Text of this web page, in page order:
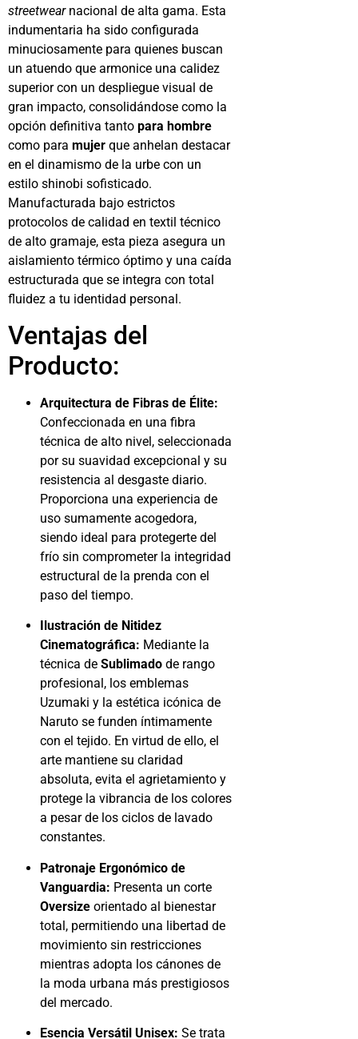
streetwearnacional de alta gama. Esta
indumentaria ha sido configurada
minuciosamente para quienes buscan
un atuendo que armonice una calidez
superior con un despliegue visual de
gran impacto, consolidándose como la
opción definitiva tanto para hombre
como para mujer que anhelan destacar
en el dinamismo de la urbe con un
estilo shinobi sofisticado.
Manufacturada bajo estrictos
protocolos de calidad en textil técnico
de alto gramaje, esta pieza asegura un
aislamiento térmico óptimo y una caída
estructurada que se integra con total
fluidez a tu identidad personal.
Ventajas del
Producto:
Arquitectura de Fibras de Élite:
Confeccionada en una fibra
técnica de alto nivel, seleccionada
por su suavidad excepcional y su
resistencia al desgaste diario.
Proporciona una experiencia de
uso sumamente acogedora,
siendo ideal para protegerte del
frío sin comprometer la integridad
estructural de la prenda con el
paso del tiempo.
Ilustración de Nitidez
Cinematográfica: Mediante la
técnica de Sublimado de rango
profesional, los emblemas
Uzumaki y la estética icónica de
Naruto se funden íntimamente
con el tejido. En virtud de ello, el
arte mantiene su claridad
absoluta, evita el agrietamiento y
protege la vibrancia de los colores
a pesar de los ciclos de lavado
constantes.
Patronaje Ergonómico de
Vanguardia: Presenta un corte
Oversize orientado al bienestar
total, permitiendo una libertad de
movimiento sin restricciones
mientras adopta los cánones de
la moda urbana más prestigiosos
del mercado.
Esencia Versátil Unisex: Se trata